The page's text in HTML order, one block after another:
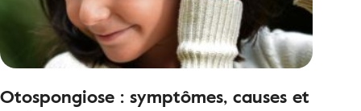
Otospongiose : symptômes, causes et